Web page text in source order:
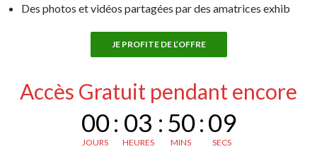
Des photos et vidéos partagées par des amatrices exhib
JE PROFITE DE L’OFFRE
Accès Gratuit pendant encore
00
JOURS
: 03
HEURES
: 50
MINS
:08
SECS